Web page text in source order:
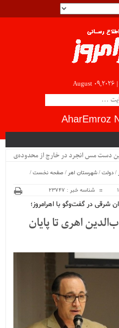
August 09,2026 |
AharEmroz
دست مس انجرد در خارج از محدوده‌ی
/دولت/شهرستان اهر /صفحه نخست/
شناسه خبر : 23747
شرقی در گفت‌وگو با اهرامروز؛
اهری تا پایان